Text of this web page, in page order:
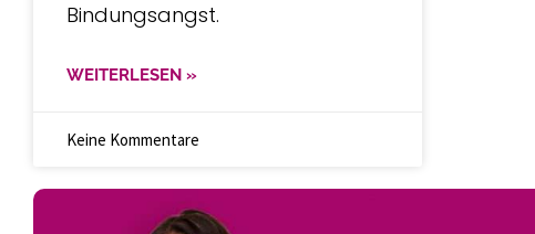
Bindungsangst.
WEITERLESEN »
Keine Kommentare